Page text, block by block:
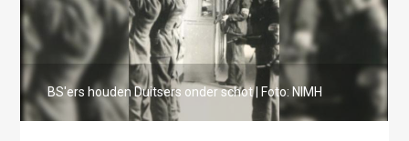
BS'ers houden Duitsers onder schot | Foto: NIMH